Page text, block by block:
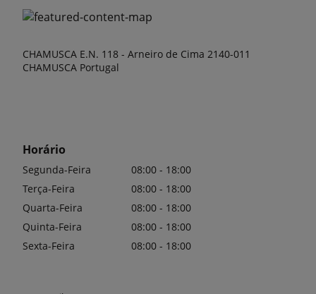
CHAMUSCA E.N. 118 - Arneiro de Cima 2140-011
CHAMUSCA Portugal
Horário
Segunda-Feira
08:00 - 18:00
Terça-Feira
08:00 - 18:00
Quarta-Feira
08:00 - 18:00
Quinta-Feira
08:00 - 18:00
Sexta-Feira
08:00 - 18:00